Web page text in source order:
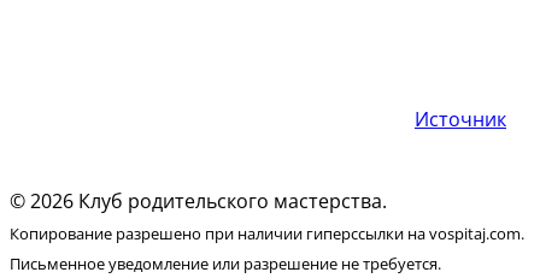
Источник
© 2026 Клуб родительского мастерства.
Копирование разрешено при наличии гиперссылки на vospitaj.com.
Письменное уведомление или разрешение не требуется.